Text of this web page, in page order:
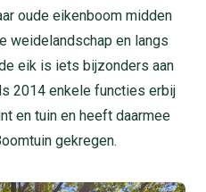
oude eikenboom midden
weidelandschap en langs
eik is iets bijzonders aan
2014 enkele functies erbij
en tuin en heeft daarmee
gekregen.